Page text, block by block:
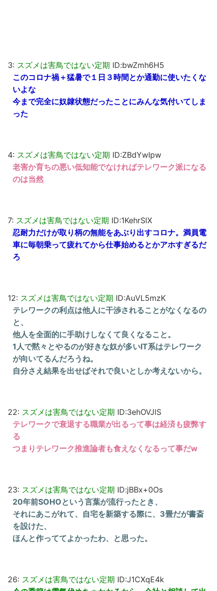
3: スズメは害鳥ではない定期 ID:bwZmh6H5
このコロナ禍＋猛暑で１日３時間とか通勤に使いたくな
いよな
今まで完全に奴隷状態だったことにみんな気付いてしま
った
4: スズメは害鳥ではない定期 ID:ZBdYwIpw
老害か育ちの悪い低知能でなければテレワーク派になる
のは当然
7: スズメは害鳥ではない定期 ID:1KehrSlX
忍耐力だけが取り柄の無能をあぶり出すコロナ。満員電
車に毎朝乗って疲れてから仕事始めるとかアホすぎるだ
ろ
12: スズメは害鳥ではない定期 ID:AuVL5mzK
テレワークの利点は他人に干渉されることがなくなるの
と、
他人を全面的に手助けしなくて良くなること。
1人で黙々とやるのが好きな奴が多いIT系はテレワーク
が向いてるんだろうね。
自分さえ結果を出せばそれで良いとしか考えないから。
22: スズメは害鳥ではない定期 ID:3ehOVJlS
テレワークで衰退する職業が出るって事は経済も疲弊す
る
つまりテレワーク推進論者も食えなくなるって事だw
23: スズメは害鳥ではない定期 ID:jBBx+0Os
20年前SOHOという言葉が流行ったとき、
それにあこがれて、自宅を新築する際に、3畳だが書斎
を設けた、
ほんと作っててよかったわ、と思った。
26: スズメは害鳥ではない定期 ID:J1CXqE4k